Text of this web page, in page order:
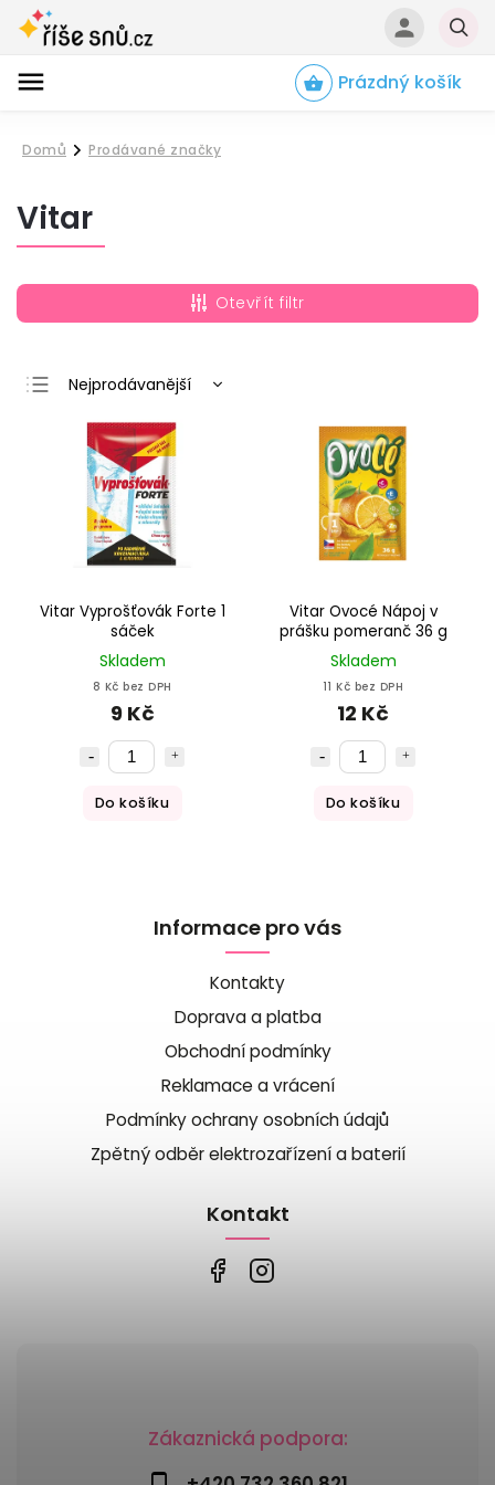
Prázdný košík
Domů
/
Prodávané značky
Vitar
Otevřít filtr
Nejprodávanější
Nejlevnější
Nejdražší
Abecedně
Vitar Vyprošťovák Forte 1
sáček
Skladem
8 Kč bez DPH
9 Kč
Do košíku
Vitar Ovocé Nápoj v
prášku pomeranč 36 g
Skladem
11 Kč bez DPH
12 Kč
Do košíku
Zákaznická podpora:
Informace pro vás
Kontakty
Doprava a platba
Obchodní podmínky
Reklamace a vrácení
Podmínky ochrany osobních údajů
Zpětný odběr elektrozařízení a baterií
Kontakt